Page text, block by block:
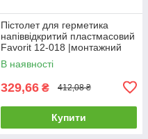
Пістолет для герметика
напіввідкритий пластмасовий
Favorit 12-018 |монтажний
для силікона клея Пистолет
для герметика
В наявності
329,66 ₴ 412,08 ₴
Купити